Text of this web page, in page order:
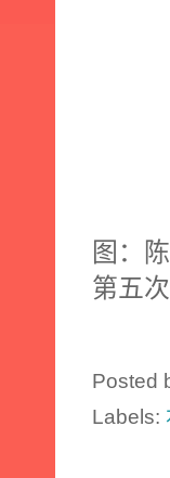
图：
第五
Posted
Labels: